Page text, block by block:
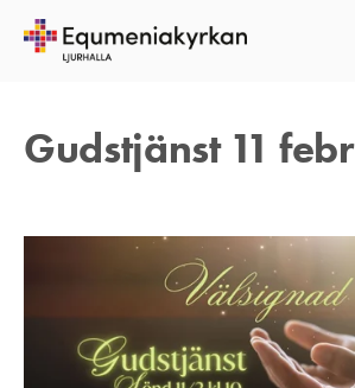
Gudstjänst 11 febr
9 FEBRUARI 2024